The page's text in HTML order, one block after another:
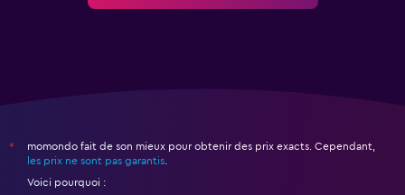
*
momondo fait de son mieux pour obtenir des prix exacts. Cependant,
les prix ne sont pas garantis.
Voici pourquoi :